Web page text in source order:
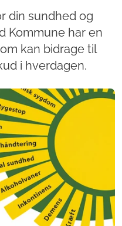
din sundhed og
Kommune har en
kan bidrage til
i hverdagen.